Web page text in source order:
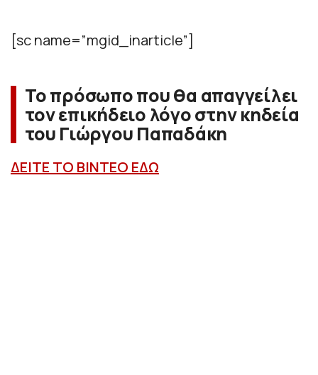
[sc name=”mgid_inarticle”]
Το πρόσωπο που θα απαγγείλει
τον επικήδειο λόγο στην κηδεία
του Γιώργου Παπαδάκη
ΔΕΙΤΕ ΤΟ ΒΙΝΤΕΟ ΕΔΩ